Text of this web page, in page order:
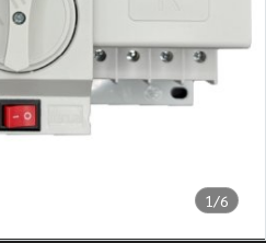
1/6